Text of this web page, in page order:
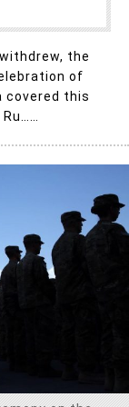
the
of
covered this